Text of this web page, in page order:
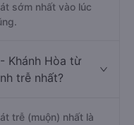
sớm nhất vào lúc
Khánh Hòa từ
trễ nhất?
trễ (muộn) nhất là